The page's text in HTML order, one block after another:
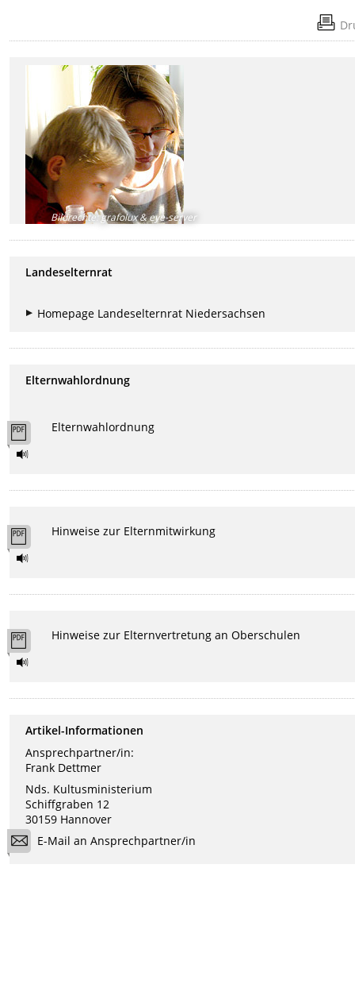
Bildrechte:grafolux & eye-server
Landeselternrat
Homepage Landeselternrat Niedersachsen
Elternwahlordnung
Elternwahlordnung
Hinweise zur Elternmitwirkung
Hinweise zur Elternvertretung an Oberschulen
Artikel-Informationen
Ansprechpartner/in:
Frank Dettmer
Nds. Kultusministerium
Schiffgraben 12
30159 Hannover
E-Mail an Ansprechpartner/in